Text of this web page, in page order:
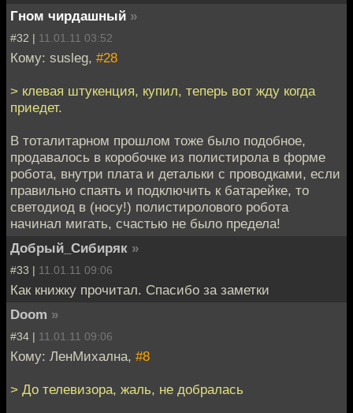
Гном чирдашный »
#32 | 11.01.11 03:52
Кому: susleg, #28
> клевая штукенция, купил, теперь вот жду когда
приедет.
В тоталитарном прошлом тоже было подобное,
продавалось в коробочке из полистирола в форме
робота, внутри плата и детальки с проводками, если
правильно спаять и подключить к батарейке, то
светодиод в (носу!) полистиролового робота
начинал мигать, счастью не было предела!
Добрый_Сибиряк »
#33 | 11.01.11 09:06
Как книжку прочитал. Спасибо за заметки
Doom »
#34 | 11.01.11 09:06
Кому: ЛенМихална, #8
> До телевизора, жаль, не добралась